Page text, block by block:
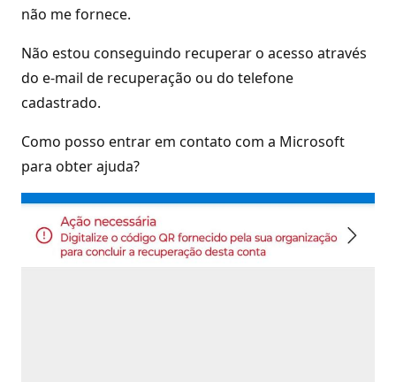
não me fornece.
Não estou conseguindo recuperar o acesso através
do e-mail de recuperação ou do telefone
cadastrado.
Como posso entrar em contato com a Microsoft
para obter ajuda?